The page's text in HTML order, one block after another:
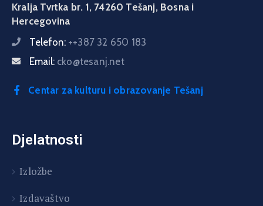
Kralja Tvrtka br. 1, 74260 Tešanj, Bosna i
Hercegovina
Telefon: ++387 32 650 183
Email: cko@tesanj.net
Centar za kulturu i obrazovanje Tešanj
Djelatnosti
Izložbe
Izdavaštvo